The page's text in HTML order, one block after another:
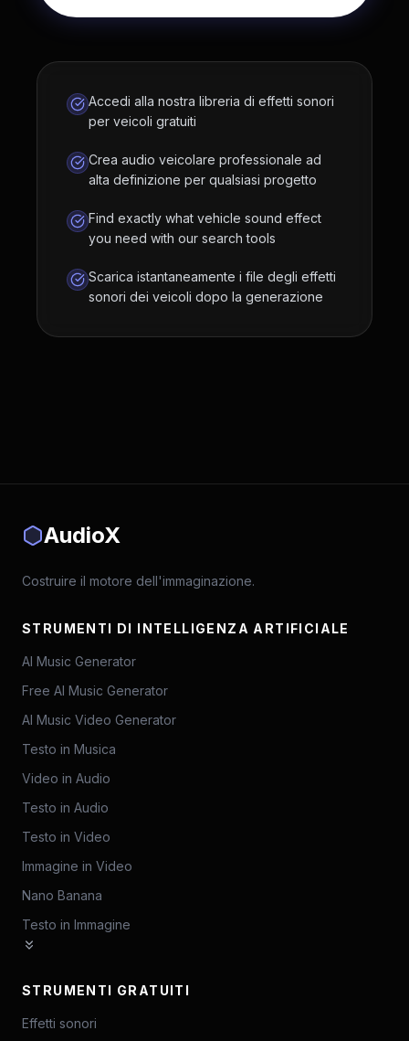
Accedi alla nostra libreria di effetti sonori
per veicoli gratuiti
Crea audio veicolare professionale ad
alta definizione per qualsiasi progetto
Find exactly what vehicle sound effect
you need with our search tools
Scarica istantaneamente i file degli effetti
sonori dei veicoli dopo la generazione
AudioX
Costruire il motore dell'immaginazione.
STRUMENTI DI INTELLIGENZA ARTIFICIALE
AI Music Generator
Free AI Music Generator
AI Music Video Generator
Testo in Musica
Video in Audio
Testo in Audio
Testo in Video
Immagine in Video
Nano Banana
Testo in Immagine
STRUMENTI GRATUITI
Effetti sonori